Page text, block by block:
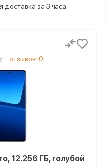
доставка за 3 часа
отзывов: 0
12.256 ГБ, голубой